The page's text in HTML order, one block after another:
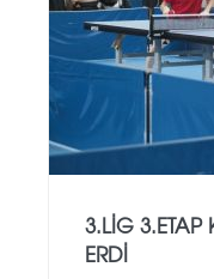
3.LİG
ERDİ